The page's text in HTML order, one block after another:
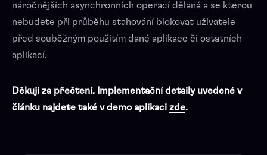
náročnějších asynchronních operací dělaná a se kterou
nebudete při průběhu stahování blokovat uživatele
před souběžným použitím dané aplikace či ostatních
aplikací.
Děkuji za přečtení. Implementační detaily uvedené v
článku najdete také v demo aplikaci zde.